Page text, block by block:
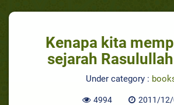
Kenapa kita
sejarah
Under category :
4994 2011/12/